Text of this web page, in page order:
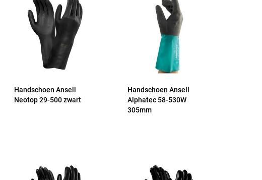
Handschoen Ansell
Neotop 29-500 zwart
Handschoen Ansell
Alphatec 58-530W
305mm